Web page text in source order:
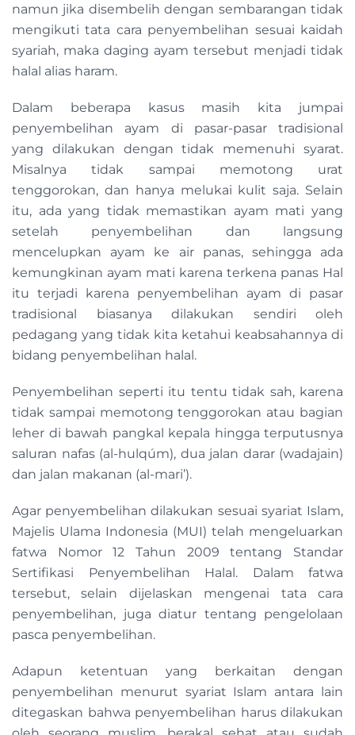
namun jika disembelih dengan sembarangan tidak
mengikuti tata cara penyembelihan sesuai kaidah
syariah, maka daging ayam tersebut menjadi tidak
halal alias haram.
Dalam beberapa kasus masih kita jumpai
penyembelihan ayam di pasar-pasar tradisional
yang dilakukan dengan tidak memenuhi syarat.
Misalnya tidak sampai memotong urat
tenggorokan, dan hanya melukai kulit saja. Selain
itu, ada yang tidak memastikan ayam mati yang
setelah penyembelihan dan langsung
mencelupkan ayam ke air panas, sehingga ada
kemungkinan ayam mati karena terkena panas Hal
itu terjadi karena penyembelihan ayam di pasar
tradisional biasanya dilakukan sendiri oleh
pedagang yang tidak kita ketahui keabsahannya di
bidang penyembelihan halal.
Penyembelihan seperti itu tentu tidak sah, karena
tidak sampai memotong tenggorokan atau bagian
leher di bawah pangkal kepala hingga terputusnya
saluran nafas (al-hulqúm), dua jalan darar (wadajain)
dan jalan makanan (al-mari’).
Agar penyembelihan dilakukan sesuai syariat Islam,
Majelis Ulama Indonesia (MUI) telah mengeluarkan
fatwa Nomor 12 Tahun 2009 tentang Standar
Sertifikasi Penyembelihan Halal. Dalam fatwa
tersebut, selain dijelaskan mengenai tata cara
penyembelihan, juga diatur tentang pengelolaan
pasca penyembelihan.
Adapun ketentuan yang berkaitan dengan
penyembelihan menurut syariat Islam antara lain
ditegaskan bahwa penyembelihan harus dilakukan